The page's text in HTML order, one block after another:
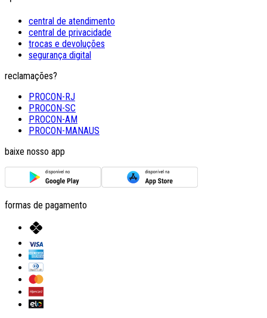
central de atendimento
central de privacidade
trocas e devoluções
segurança digital
reclamações?
PROCON-RJ
PROCON-SC
PROCON-AM
PROCON-MANAUS
baixe nosso app
formas de pagamento